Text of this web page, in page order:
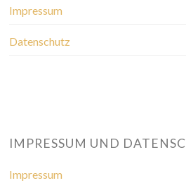
Impressum
Datenschutz
IMPRESSUM UND
Impressum